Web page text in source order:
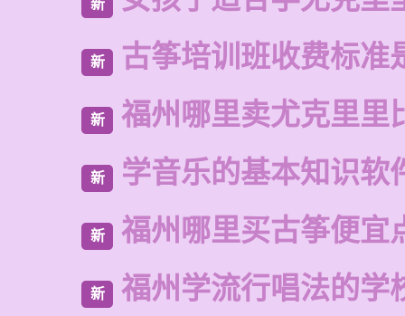
新
新 古筝培训班收费标准
新 福州哪里卖尤克里里
新 学音乐的基本知识软
新 福州哪里买古筝便宜
新 福州学流行唱法的学